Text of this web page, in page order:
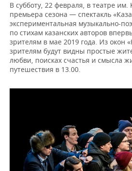
В субботу, 22 февраля, в театре им.
премьера сезона — спектакль
экспериментальная музыкально-
по стихам казанских авторов
зрителям в мае 2019 года. Из окон
зрителям будут видны простые
любви, поисках счастья и смысла
путешествия в 13.00.